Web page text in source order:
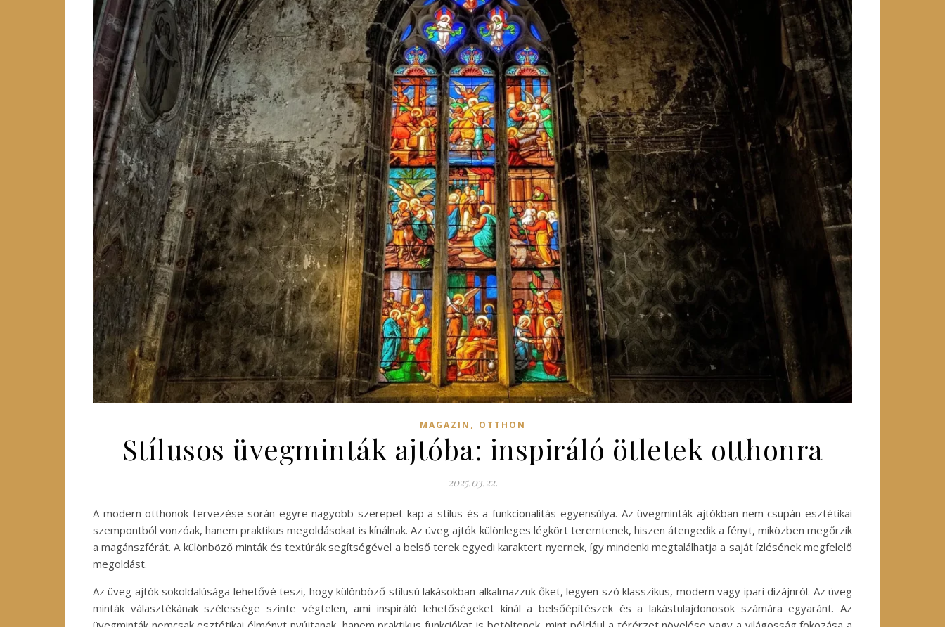
MAGAZIN , OTTHON
Stílusos üvegminták ajtóba: inspiráló ötletek otthonra
2025.03.22.
A modern otthonok tervezése során egyre nagyobb szerepet kap a stílus és a funkcionalitás egyensúlya. Az üvegminták ajtókban nem csupán esztétikai
szempontból vonzóak, hanem praktikus megoldásokat is kínálnak. Az üveg ajtók különleges légkört teremtenek, hiszen átengedik a fényt, miközben megőrzik
a magánszférát. A különböző minták és textúrák segítségével a belső terek egyedi karaktert nyernek, így mindenki megtalálhatja a saját ízlésének megfelelő
megoldást.
Az üveg ajtók sokoldalúsága lehetővé teszi, hogy különböző stílusú lakásokban alkalmazzuk őket, legyen szó klasszikus, modern vagy ipari dizájnról. Az üveg
minták választékának szélessége szinte végtelen, ami inspiráló lehetőségeket kínál a belsőépítészek és a lakástulajdonosok számára egyaránt. Az